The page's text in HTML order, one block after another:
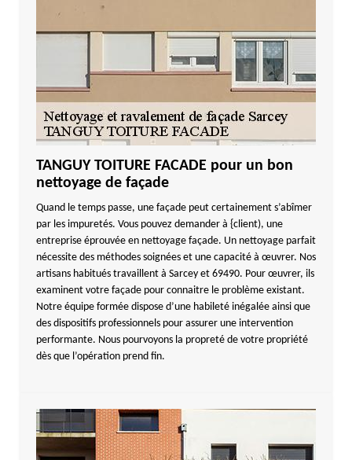
TANGUY TOITURE FACADE pour un bon
nettoyage de façade
Quand le temps passe, une façade peut certainement s’abîmer
par les impuretés. Vous pouvez demander à {client), une
entreprise éprouvée en nettoyage façade. Un nettoyage parfait
nécessite des méthodes soignées et une capacité à œuvrer. Nos
artisans habitués travaillent à Sarcey et 69490. Pour œuvrer, ils
examinent votre façade pour connaitre le problème existant.
Notre équipe formée dispose d’une habileté inégalée ainsi que
des dispositifs professionnels pour assurer une intervention
performante. Nous pourvoyons la propreté de votre propriété
dès que l’opération prend fin.